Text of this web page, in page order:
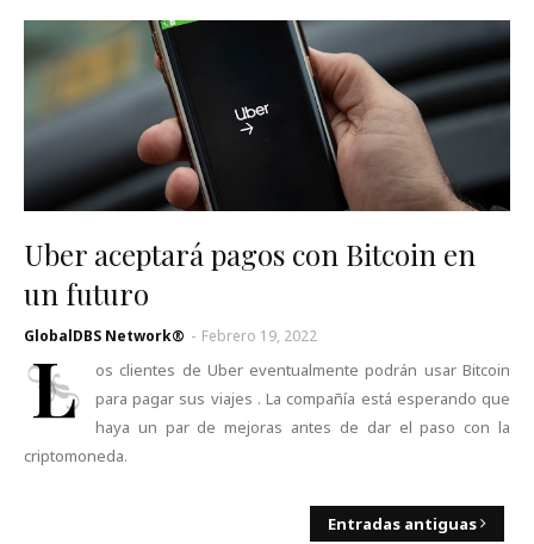
Uber aceptará pagos con Bitcoin en
un futuro
GlobalDBS Network® - Febrero 19, 2022
L
os clientes de Uber eventualmente podrán usar Bitcoin
para pagar sus viajes . La compañía está esperando que
haya un par de mejoras antes de dar el paso con la
criptomoneda.
Entradas antiguas